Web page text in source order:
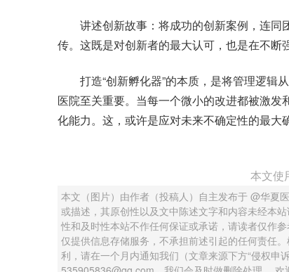
讲述创新故事：将成功的创新案例，连同
传。这既是对创新者的最大认可，也是在不断
打造“创新孵化器”的本质，是将管理逻辑从
医院至关重要。当每一个微小的改进都被激
化能力。这，或许是应对未来不确定性的最大
本文使
本文（图片）由作者（投稿人）自主发布于 @华夏
或描述，其原创性以及文中陈述文字和内容未经本
性和及时性本站不作任何保证或承诺，请读者仅作
仅提供信息存储服务，不承担前述引起的任何责任
利，请在一个月内通知我们（文章来源下方“侵权申